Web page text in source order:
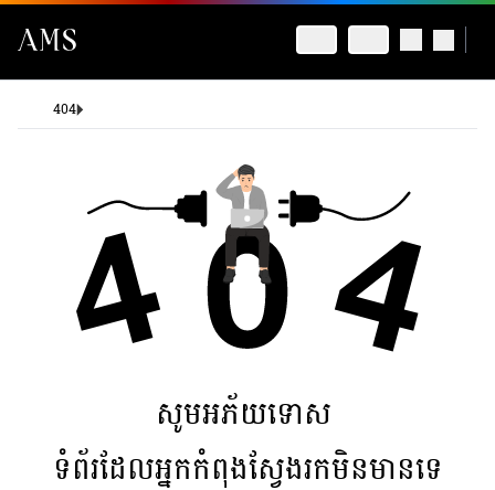
404
សូមអភ័យទោស
ទំព័រដែលអ្នកកំពុងស្វែងរកមិនមានទេ